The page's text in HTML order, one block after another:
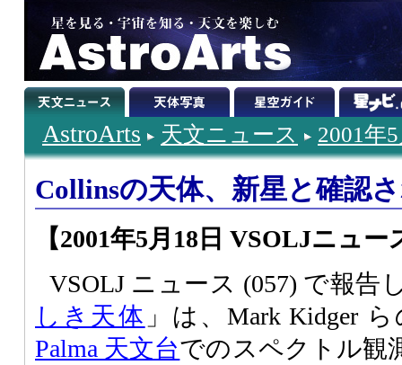
AstroArts 天文ニュース 2001年
Collinsの天体、新星と確認
【2001年5月18日 VSOLJニュー
VSOLJ ニュース (057) で報告
しき天体 」は、Mark Kidger
Palma 天文台でのスペクトル観